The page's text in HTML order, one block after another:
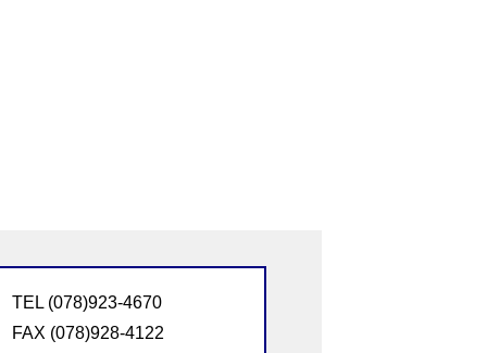
TEL (078)923-4670
FAX (078)928-4122